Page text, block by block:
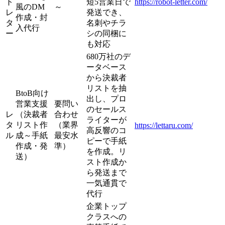
ト
レ
タ
ー
風のDM
作成・封
入代行
～
短5営業日で
発送でき、
名刺やチラ
シの同梱に
も対応
https://robot-letter.com/
レ
タ
ル
BtoB向け
営業支援
（決裁者
リスト作
成～手紙
作成・発
送）
要問い
合わせ
（業界
最安水
準）
680万社のデ
ータベース
から決裁者
リストを抽
出し、プロ
のセールス
ライターが
高反響のコ
ピーで手紙
を作成。リ
スト作成か
ら発送まで
一気通貫で
代行
https://lettaru.com/
企業トップ
クラスへの